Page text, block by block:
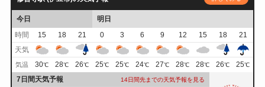
今日
明日
時間
15 18 21 0 3 6 9 12 15 18
21
天気
気温 30℃ 28℃ 26℃ 25℃ 25℃ 24℃ 27℃ 28℃ 28℃ 26℃ 25℃
7日間天気予報 14日間先までの天気予報を見る